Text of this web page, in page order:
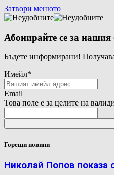
Затвори менюто
Абонирайте се за
Бъдете информирани!
Имейл*
Email
Това поле е за целите на
Горещи новини
Николай Попов